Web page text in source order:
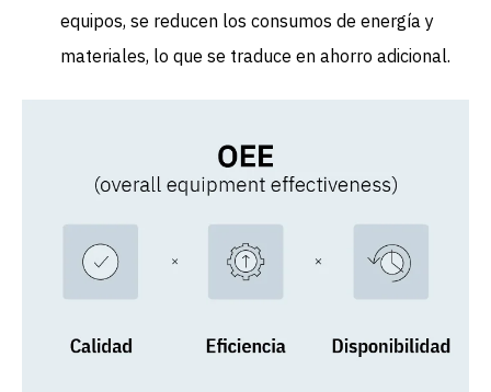
equipos, se reducen los consumos de energía y
materiales, lo que se traduce en ahorro adicional.